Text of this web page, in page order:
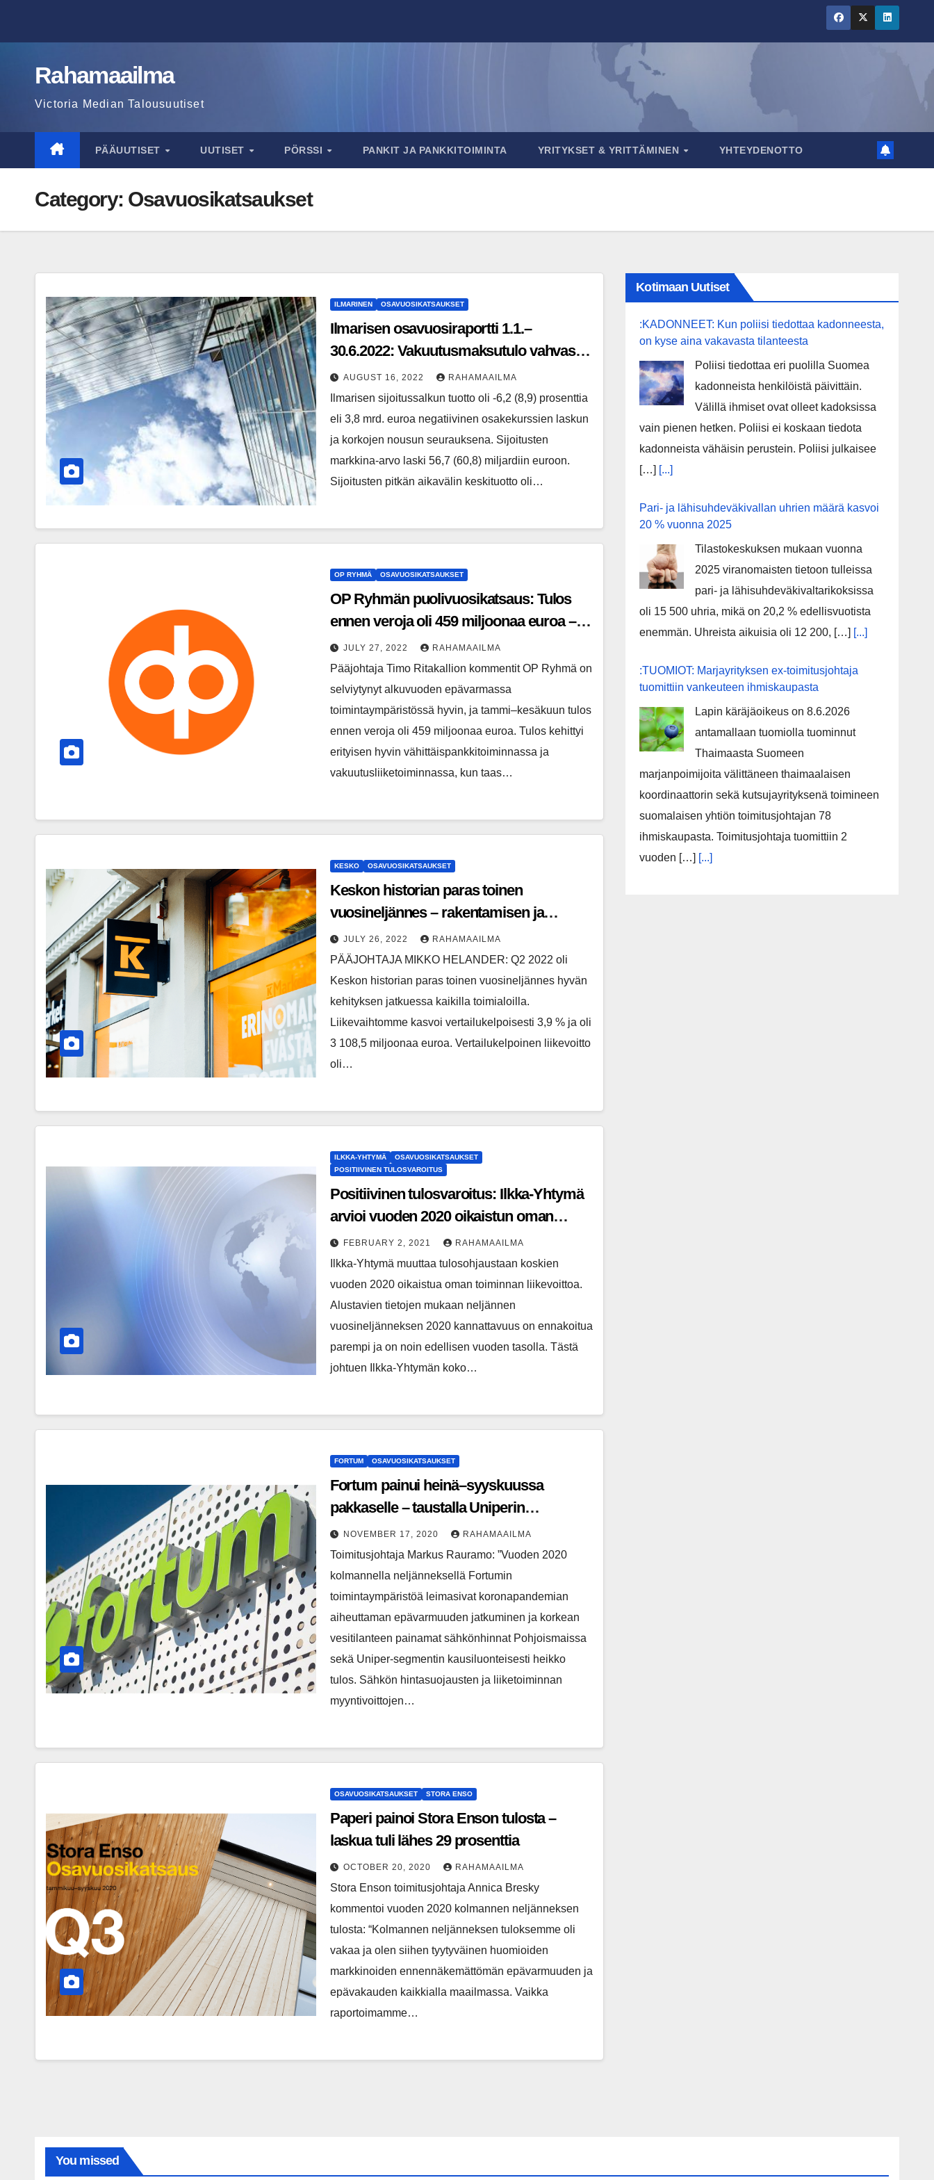
Rahamaailma
Victoria Median Talousuutiset
PÄÄUUTISET UUTISET PÖRSSI PANKIT JA PANKKITOIMINTA YRITYKSET & YRITTÄMINEN YHTEYDENOTTO
Category: Osavuosikatsaukset
ILMARINEN OSAVUOSIKATSAUKSET
Ilmarisen osavuosiraportti 1.1.–
30.6.2022: Vakuutusmaksutulo vahvassa
kasvussa, sijoitustuotto jäi negatiiviseksi,
vakavaraisuus edelleen hyvällä tasolla
AUGUST 16, 2022 RAHAMAAILMA
Ilmarisen sijoitussalkun tuotto oli -6,2 (8,9) prosenttia
eli 3,8 mrd. euroa negatiivinen osakekurssien laskun
ja korkojen nousun seurauksena. Sijoitusten
markkina-arvo laski 56,7 (60,8) miljardiin euroon.
Sijoitusten pitkän aikavälin keskituotto oli…
OP RYHMÄ OSAVUOSIKATSAUKSET
OP Ryhmän puolivuosikatsaus: Tulos
ennen veroja oli 459 miljoonaa euroa –
hyvä tulos epävarmassa
toimintaympäristössä
JULY 27, 2022 RAHAMAAILMA
Pääjohtaja Timo Ritakallion kommentit OP Ryhmä on
selviytynyt alkuvuoden epävarmassa
toimintaympäristössä hyvin, ja tammi–kesäkuun tulos
ennen veroja oli 459 miljoonaa euroa. Tulos kehittyi
erityisen hyvin vähittäispankkitoiminnassa ja
vakuutusliiketoiminnassa, kun taas…
KESKO OSAVUOSIKATSAUKSET
Keskon historian paras toinen
vuosineljännes – rakentamisen ja
talotekniikan kaupassa ennätystulos
JULY 26, 2022 RAHAMAAILMA
PÄÄJOHTAJA MIKKO HELANDER: Q2 2022 oli
Keskon historian paras toinen vuosineljännes hyvän
kehityksen jatkuessa kaikilla toimialoilla.
Liikevaihtomme kasvoi vertailukelpoisesti 3,9 % ja oli
3 108,5 miljoonaa euroa. Vertailukelpoinen liikevoitto
oli…
ILKKA-YHTYMÄ
OSAVUOSIKATSAUKSET
POSITIIVINEN TULOSVAROITUS
Positiivinen tulosvaroitus: Ilkka-Yhtymä
arvioi vuoden 2020 oikaistun oman
toiminnan liikevoiton ylittävän edellisen
vuoden tason
FEBRUARY 2, 2021 RAHAMAAILMA
Ilkka-Yhtymä muuttaa tulosohjaustaan koskien
vuoden 2020 oikaistua oman toiminnan liikevoittoa.
Alustavien tietojen mukaan neljännen
vuosineljänneksen 2020 kannattavuus on ennakoitua
parempi ja on noin edellisen vuoden tasolla. Tästä
johtuen Ilkka-Yhtymän koko…
FORTUM OSAVUOSIKATSAUKSET
Fortum painui heinä–syyskuussa
pakkaselle – taustalla Uniperin
tappiollinen tulos
NOVEMBER 17, 2020 RAHAMAAILMA
Toimitusjohtaja Markus Rauramo: ”Vuoden 2020
kolmannella neljänneksellä Fortumin
toimintaympäristöä leimasivat koronapandemian
aiheuttaman epävarmuuden jatkuminen ja korkean
vesitilanteen painamat sähkönhinnat Pohjoismaissa
sekä Uniper-segmentin kausiluonteisesti heikko
tulos. Sähkön hintasuojausten ja liiketoiminnan
myyntivoittojen…
OSAVUOSIKATSAUKSET STORA ENSO
Paperi painoi Stora Enson tulosta –
laskua tuli lähes 29 prosenttia
OCTOBER 20, 2020 RAHAMAAILMA
Stora Enson toimitusjohtaja Annica Bresky
kommentoi vuoden 2020 kolmannen neljänneksen
tulosta: “Kolmannen neljänneksen tuloksemme oli
vakaa ja olen siihen tyytyväinen huomioiden
markkinoiden ennennäkemättömän epävarmuuden ja
epävakauden kaikkialla maailmassa. Vaikka
raportoimamme…
Kotimaan Uutiset
:KADONNEET: Kun poliisi tiedottaa kadonneesta,
on kyse aina vakavasta tilanteesta
Poliisi tiedottaa eri puolilla Suomea
kadonneista henkilöistä päivittäin.
Välillä ihmiset ovat olleet kadoksissa
vain pienen hetken. Poliisi ei koskaan tiedota
kadonneista vähäisin perustein. Poliisi julkaisee
[…] [...]
Pari- ja lähisuhdeväkivallan uhrien määrä kasvoi
20 % vuonna 2025
Tilastokeskuksen mukaan vuonna
2025 viranomaisten tietoon tulleissa
pari- ja lähisuhdeväkivaltarikoksissa
oli 15 500 uhria, mikä on 20,2 % edellisvuotista
enemmän. Uhreista aikuisia oli 12 200, […] [...]
:TUOMIOT: Marjayrityksen ex-toimitusjohtaja
tuomittiin vankeuteen ihmiskaupasta
Lapin käräjäoikeus on 8.6.2026
antamallaan tuomiolla tuominnut
Thaimaasta Suomeen
marjanpoimijoita välittäneen thaimaalaisen
koordinaattorin sekä kutsujayrityksenä toimineen
suomalaisen yhtiön toimitusjohtajan 78
ihmiskaupasta. Toimitusjohtaja tuomittiin 2
vuoden […] [...]
You missed